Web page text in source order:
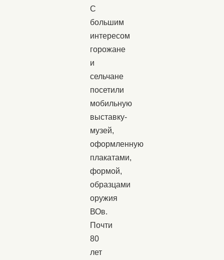
С
большим
интересом
горожане
и
сельчане
посетили
мобильную
выставку-
музей,
оформленную
плакатами,
формой,
образцами
оружия
ВОв.
Почти
80
лет